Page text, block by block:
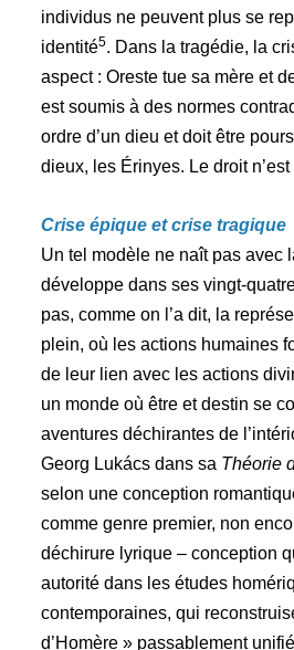
individus ne peuvent plus se
identité5. Dans la tragédie, la
aspect : Oreste tue sa mère et
est soumis à des normes
ordre d’un dieu et doit être
dieux, les Érinyes. Le droit
Crise épique et crise tragique
Un tel modèle ne naît pas avec
développe dans ses vingt-
pas, comme on l’a dit, la
plein, où les actions humaines
de leur lien avec les actions
un monde où être et destin se
aventures déchirantes de
Georg Lukács dans sa Théorie
selon une conception
comme genre premier, non
déchirure lyrique – conception
autorité dans les études
contemporaines, qui
d’Homère » passablement